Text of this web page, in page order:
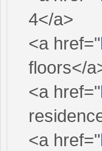
4</a>
<a href="
floors</
<a href="
<a href="